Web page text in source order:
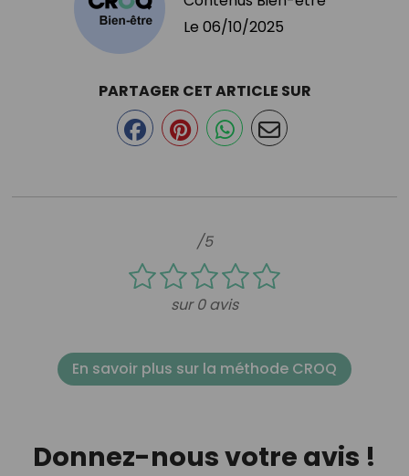
Le 06/10/2025
/5
sur 0 avis
PARTAGER CET ARTICLE SUR
En savoir plus sur la méthode CROQ
Donnez-nous votre avis !